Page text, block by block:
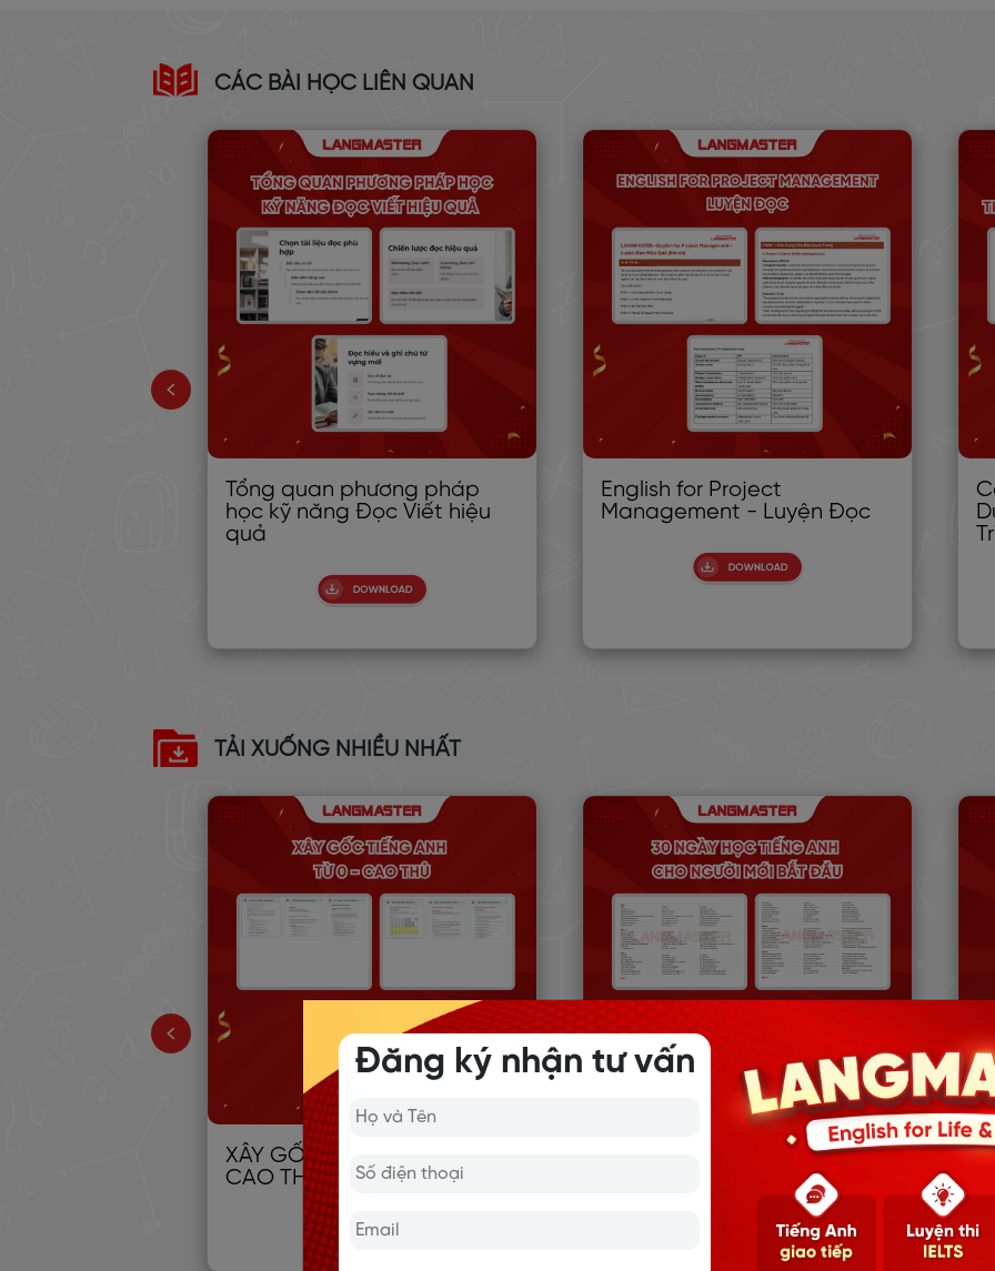
CÁC BÀI HỌC LIÊN QUAN
Tổng quan phương pháp
học kỹ năng Đọc Viết hiệu
quả
English for Project
Management - Luyện Đọc
TẢI XUỐNG NHIỀU NHẤT
XÂY GỐC TIẾNG ANH TỪ 0 -
CAO THỦ
30 NGÀY HỌC TIẾNG ANH
CHO NGƯỜI MỚI BẮT ĐẦU
Đăng ký nhận tư vấn